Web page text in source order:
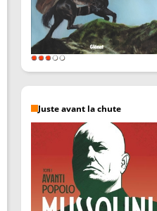
Juste avant la chute